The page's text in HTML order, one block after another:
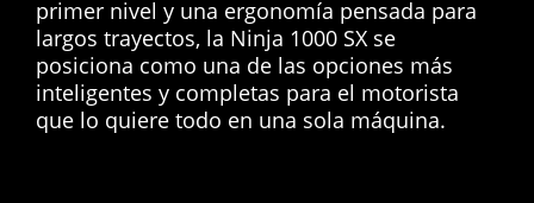
primer nivel y una ergonomía pensada para
largos trayectos, la Ninja 1000 SX se
posiciona como una de las opciones más
inteligentes y completas para el motorista
que lo quiere todo en una sola máquina.